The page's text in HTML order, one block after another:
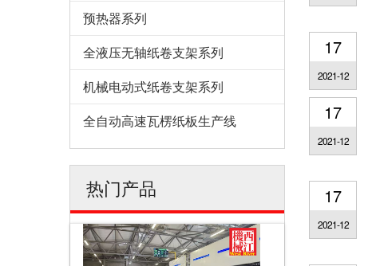
预热器系列
全液压无轴纸卷支架系列
机械电动式纸卷支架系列
全自动高速瓦楞纸板生产线
热门产品
17
2021-12
17
2021-12
17
2021-12